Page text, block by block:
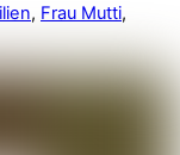
, Frau Mutti,